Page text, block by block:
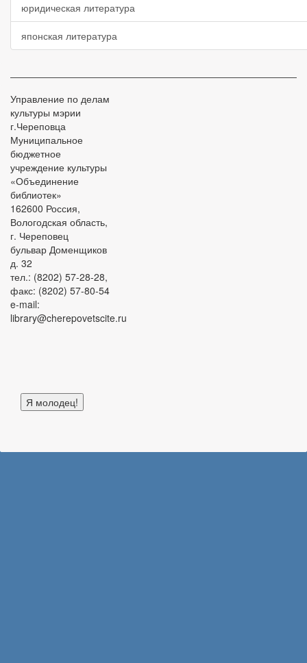
юридическая литература
японская литература
Управление по делам
культуры мэрии
г.Череповца
Муниципальное
бюджетное
учреждение культуры
«Объединение
библиотек»
162600 Россия,
Вологодская область,
г. Череповец
бульвар Доменщиков
д. 32
тел.: (8202) 57-28-28,
факс: (8202) 57-80-54
e-mail:
library@cherepovetscite.ru